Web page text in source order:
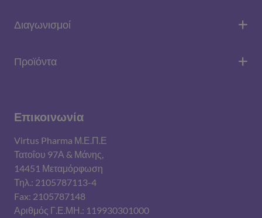
Διαγωνισμοί
Προϊόντα
Επικοινωνία
Virtus Pharma Μ.Ε.Π.Ε
Τατοΐου 97Α & Μάνης,
14451 Μεταμόρφωση
Τηλ.: 2105787113-4
Fax: 2105787148
Αριθμός Γ.Ε.ΜΗ.: 119930301000